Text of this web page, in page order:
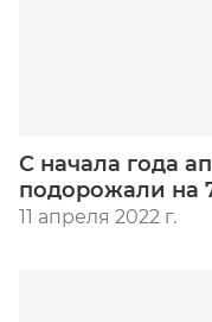
С начала года
подорожали на
11 апреля 2022 г.